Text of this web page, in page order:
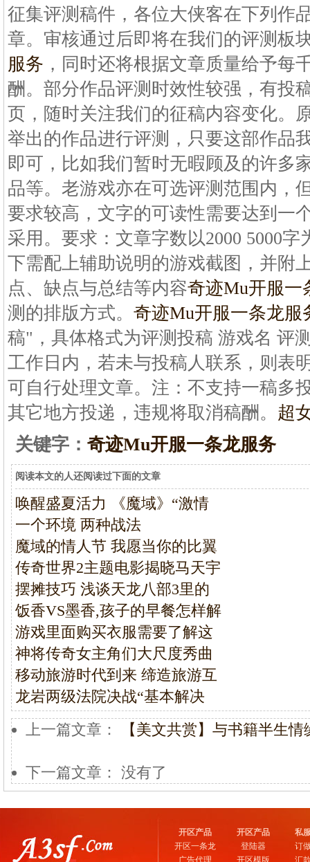
征集评测稿件，各位大侠客在下列作
章。审核通过后即将在我们的评测板
服务 ，同时还将根据文章质量给予每
酬。部分作品评测时效性较强，有投
页，随时关注我们的征稿内容变化。
举出的作品进行评测，只要这部作品
即可，比如我们暂时无暇顾及的许多
品等。老游戏亦在可选评测范围内，
要求较高，文字的可读性需要达到一
采用。要求：文章字数以2000 5000
下需配上辅助说明的游戏截图，并附
点、缺点与总结等内容奇迹Mu开服一
测的排版方式。 奇迹Mu开服一条龙服
稿"，具体格式为评测投稿 游戏名 评
工作日内，若未与投稿人联系，则表
可自行处理文章。注：不支持一稿多
其它地方投递，违规将取消稿酬。 超
关键字： 奇迹Mu开服一条龙服务
阅读本文的人还阅读过下面的文章
唤醒盛夏活力 《魔域》“激情
一个环境 两种战法
魔域的情人节 我愿当你的比翼
传奇世界2主题电影揭晓马天宇
摆摊技巧 浅谈天龙八部3里的
饭香VS墨香,孩子的早餐怎样解
游戏里面购买衣服需要了解这
神将传奇女主角们大尺度秀曲
移动旅游时代到来 缔造旅游互
龙岩两级法院决战“基本解决
上一篇文章：
【美文共赏】与书籍半生情
下一篇文章： 没有了
开区产品
开区一条龙
广告代理
开区产品
登陆器
开区模版
私
订
汇